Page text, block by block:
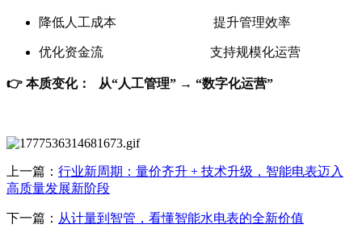
降低人工成本 提升管理效率
优化资金流 支持规模化运营
👉 本质变化： 从“人工管理” → “数字化运营”
上一篇： 行业新周期：量价齐升 + 技术升级，智能电表迈入
高质量发展新阶段
下一篇： 从计量到智管，看懂智能水电表的全新价值